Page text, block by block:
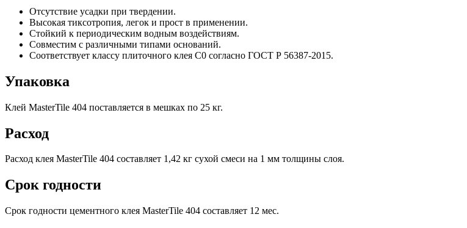
Отсутствие усадки при твердении.
Высокая тиксотропия, легок и прост в применении.
Стойкий к периодическим водным воздействиям.
Совместим с различными типами оснований.
Соответствует классу плиточного клея C0 согласно ГОСТ Р 56387-2015.
Упаковка
Клей MasterTile 404 поставляется в мешках по 25 кг.
Расход
Расход клея MasterTile 404 составляет 1,42 кг сухой смеси на 1 мм толщины слоя.
Срок годности
Срок годности цементного клея MasterTile 404 составляет 12 мес.